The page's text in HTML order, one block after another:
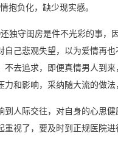
抱负化，缺少现实感。
独守闺房是件不光彩的事，
己悲观失望，以为爱情再
不去追求，即便真情男人到
和影响，采纳随大流的做法
到人际交往，对自身的心思
视了，要及时到正规医院